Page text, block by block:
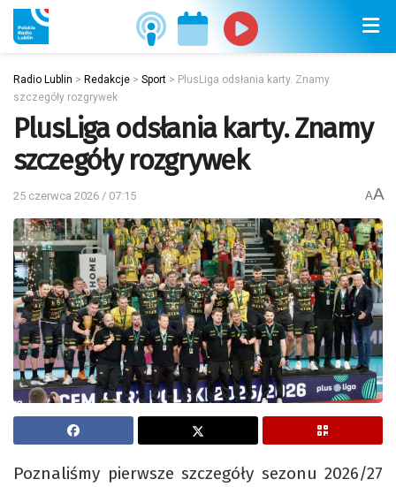
Radio Lublin > Redakcje > Sport > PlusLiga odsłania karty. Znamy
szczegóły rozgrywek
PlusLiga odsłania karty. Znamy
szczegóły rozgrywek
25 czerwca 2026 / 07:15 AA
Poznaliśmy pierwsze szczegóły sezonu 2026/27